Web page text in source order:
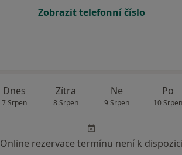
Zobrazit telefonní číslo
Dnes
7 Srpen
Zítra
8 Srpen
Ne
9 Srpen
Po
10 Srpen
Online rezervace termínu není k dispozici